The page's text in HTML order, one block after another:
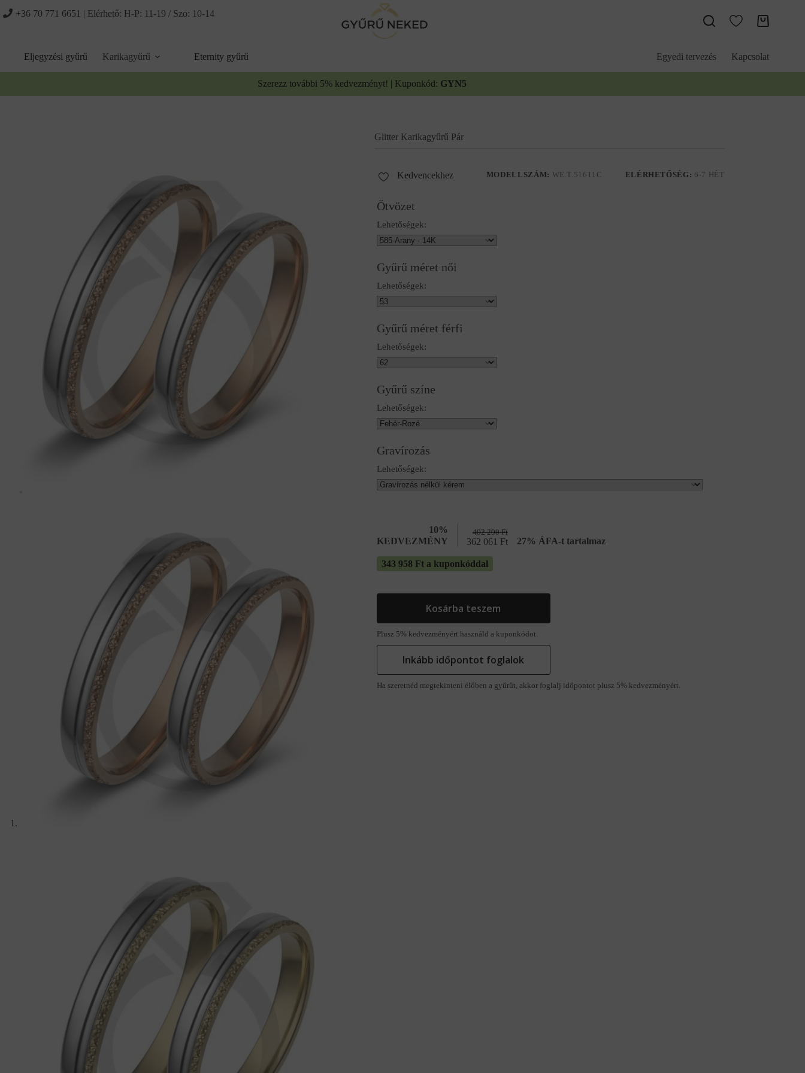
a
+36 70 771 6651 | Elérhető: H-P: 11-19 / Szo: 10-14
Kosár
Eljegyzési gyűrű Karikagyűrű Eternity gyűrű Egyedi tervezés Kapcsolat
Szerezz további 5% kedvezményt! | Kuponkód: GYN5
Glitter Karikagyűrű Pár
MODELLSZÁM: WE.T.51611C ELÉRHETŐSÉG: 6-7 HÉT
Kedvencekhez
Ötvözet
Lehetőségek:
Gyűrű méret női
Lehetőségek:
Gyűrű méret férfi
Lehetőségek:
Gyűrű színe
Lehetőségek:
Gravírozás
Lehetőségek:
10%
KEDVEZMÉNY
402 290Ft
362 061 Ft 27% ÁFA-t tartalmaz
343 958 Ft a kuponkóddal
Kosárba teszem
Plusz 5% kedvezményért használd a kuponkódot.
Inkább időpontot foglalok
Ha szeretnéd megtekinteni élőben a gyűrűt, akkor foglalj időpontot plusz 5% kedvezményért.